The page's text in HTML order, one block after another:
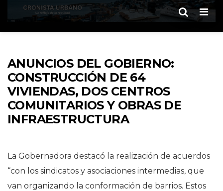
ANUNCIOS DEL GOBIERNO:
CONSTRUCCIÓN DE 64
VIVIENDAS, DOS CENTROS
COMUNITARIOS Y OBRAS DE
INFRAESTRUCTURA
La Gobernadora destacó la realización de acuerdos
“con los sindicatos y asociaciones intermedias, que
van organizando la conformación de barrios. Estos